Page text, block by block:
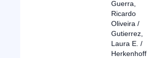
Guerra,
Ricardo
Oliveira /
Gutierrez,
Laura E. /
Herkenhoff